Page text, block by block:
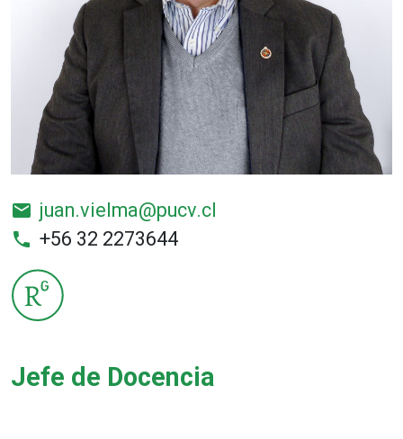
Jefe de Docencia
email juan.vielma@pucv.cl
phone +56 32 2273644